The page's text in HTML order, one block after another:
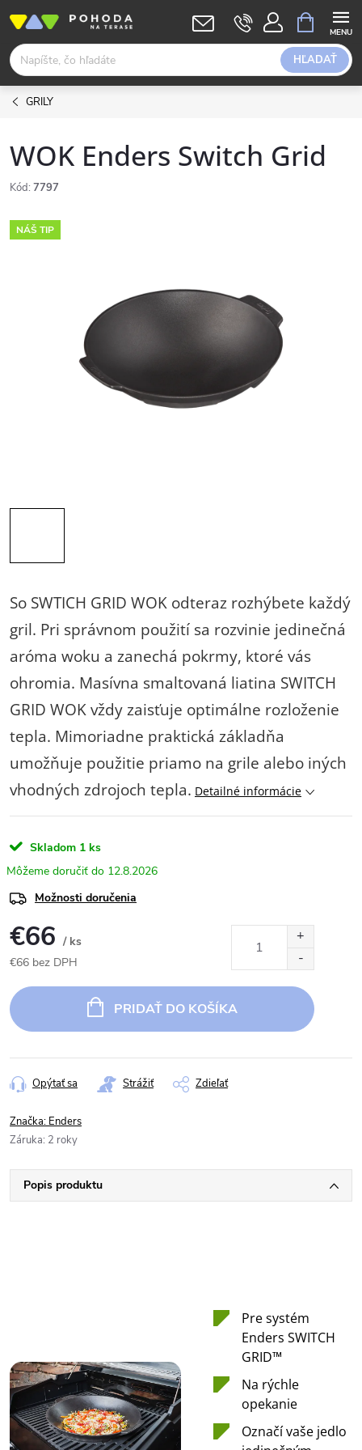
obsah
HĽADAŤ
KOŠÍK
GRILY
WOK Enders Switch Grid
Kód: 7797
NÁŠ TIP
So SWTICH GRID WOK odteraz rozhýbete každý
gril. Pri správnom použití sa rozvinie jedinečná
aróma woku a zanechá pokrmy, ktoré vás
ohromia. Masívna smaltovaná liatina SWITCH
GRID WOK vždy zaisťuje optimálne rozloženie
tepla. Mimoriadne praktická základňa
umožňuje použitie priamo na grile alebo iných
vhodných zdrojoch tepla. Detailné informácie
Skladom 1 ks
12.8.2026
Možnosti doručenia
€66 / ks
€66 bez DPH
cena:
PRIDAŤ DO KOŠÍKA
Opýtať sa Strážiť Zdieľať
Značka: Enders
Záruka: 2 roky
Popis produktu
Pre systém
Enders SWITCH
GRID™
Na rýchle
opekanie
Označí vaše jedlo